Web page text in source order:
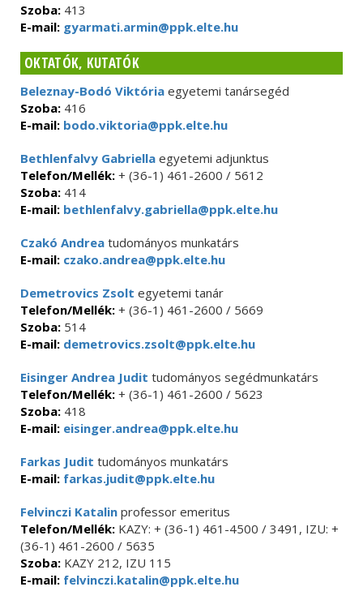
Szoba: 413
E-mail: gyarmati.armin@ppk.elte.hu
OKTATÓK, KUTATÓK
Beleznay-Bodó Viktória egyetemi tanársegéd
Szoba: 416
E-mail: bodo.viktoria@ppk.elte.hu
Bethlenfalvy Gabriella egyetemi adjunktus
Telefon/Mellék: + (36-1) 461-2600 / 5612
Szoba: 414
E-mail: bethlenfalvy.gabriella@ppk.elte.hu
Czakó Andrea tudományos munkatárs
E-mail: czako.andrea@ppk.elte.hu
Demetrovics Zsolt egyetemi tanár
Telefon/Mellék: + (36-1) 461-2600 / 5669
Szoba: 514
E-mail: demetrovics.zsolt@ppk.elte.hu
Eisinger Andrea Judit tudományos segédmunkatárs
Telefon/Mellék: + (36-1) 461-2600 / 5623
Szoba: 418
E-mail: eisinger.andrea@ppk.elte.hu
Farkas Judit tudományos munkatárs
E-mail: farkas.judit@ppk.elte.hu
Felvinczi Katalin professor emeritus
Telefon/Mellék: KAZY: + (36-1) 461-4500 / 3491, IZU: +
(36-1) 461-2600 / 5635
Szoba: KAZY 212, IZU 115
E-mail: felvinczi.katalin@ppk.elte.hu